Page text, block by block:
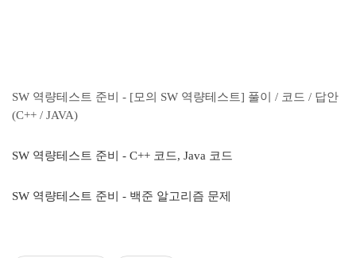
SW 역량테스트 준비 - [모의 SW 역량테스트] 풀이 / 코드 / 답안
(C++ / JAVA)
SW 역량테스트 준비 - C++ 코드, Java 코드
SW 역량테스트 준비 - 백준 알고리즘 문제